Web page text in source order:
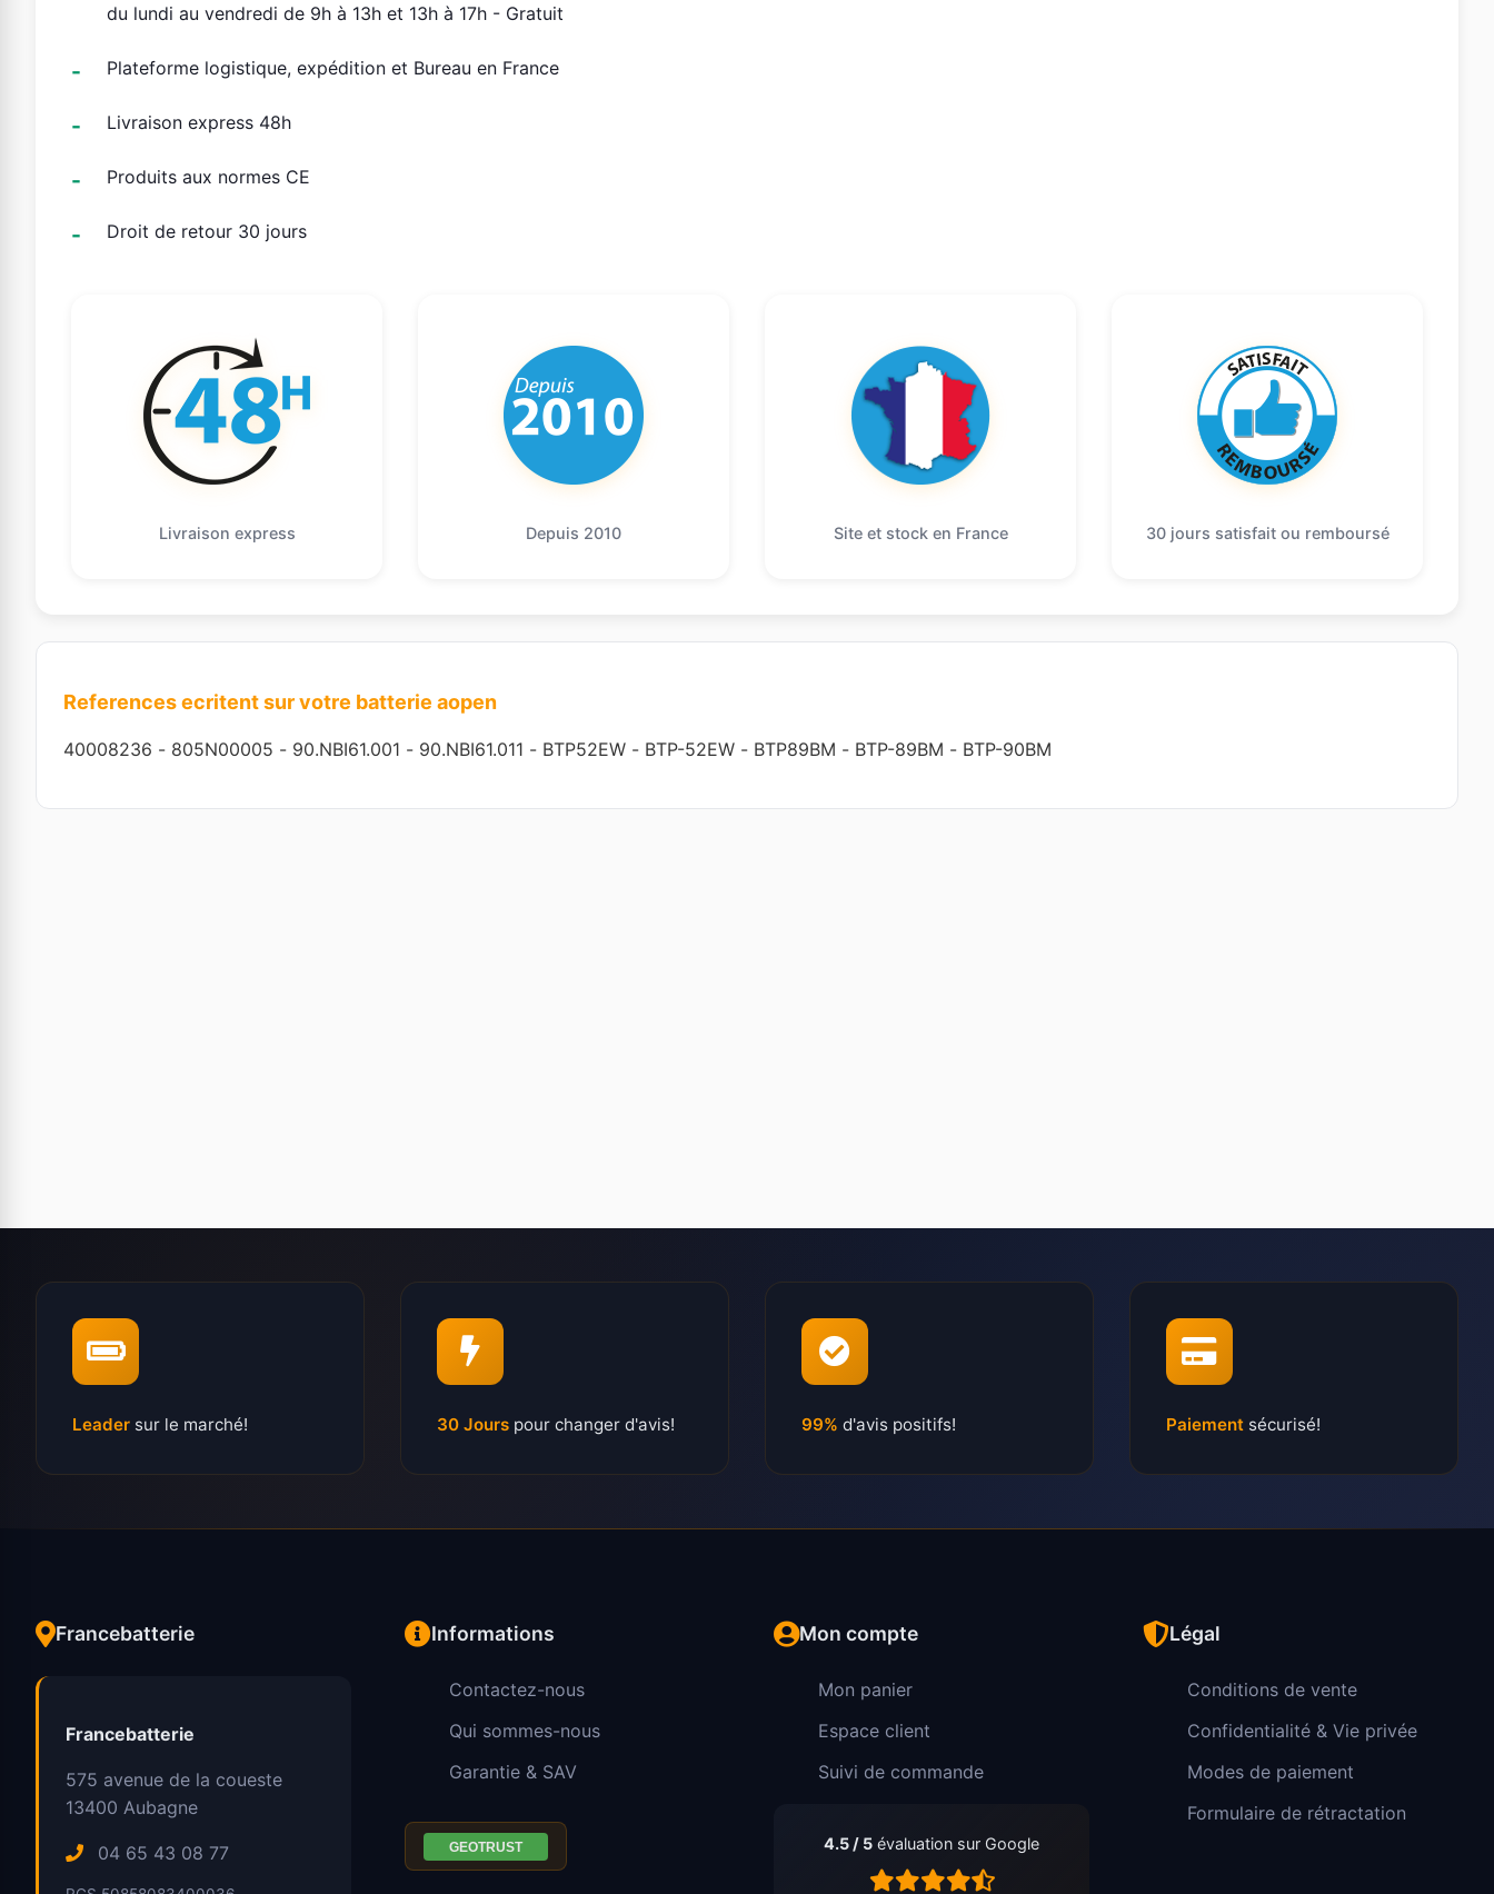
du lundi au vendredi de 9h à 13h et 13h à 17h - Gratuit
Plateforme logistique, expédition et Bureau en France
Livraison express 48h
Produits aux normes CE
Droit de retour 30 jours
Livraison express Depuis 2010 Site et stock en France 30 jours satisfait ou remboursé
References ecritent sur votre batterie aopen
40008236 - 805N00005 - 90.NBI61.001 - 90.NBI61.011 - BTP52EW - BTP-52EW - BTP89BM - BTP-89BM - BTP-90BM
Leader sur le marché! 30 Jours pour changer d'avis! 99% d'avis positifs! Paiement sécurisé!
Francebatterie
Francebatterie
575 avenue de la coueste
13400 Aubagne
04 65 43 08 77
Informations
Contactez-nous
Qui sommes-nous
Garantie & SAV
Mon compte
Mon panier
Espace client
Suivi de commande
4.5 / 5 évaluation sur Google
Légal
Conditions de vente
Confidentialité & Vie privée
Modes de paiement
Formulaire de rétractation